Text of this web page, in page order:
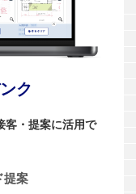
ク
客・提案に活用で
提案